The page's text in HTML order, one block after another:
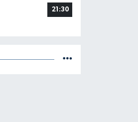
21:30